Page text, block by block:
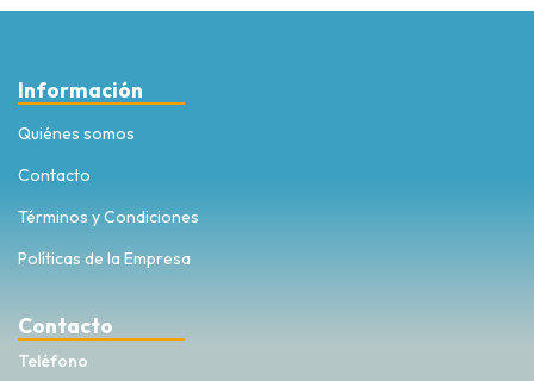
Información
Quiénes somos
Contacto
Términos y Condiciones
Políticas de la Empresa
Contacto
Teléfono